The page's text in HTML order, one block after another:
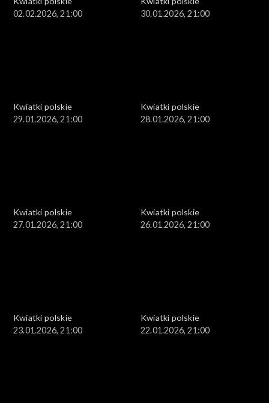
02.02.2026, 21:00
30.01.2026, 21:00
Kwiatki polskie
29.01.2026, 21:00
Kwiatki polskie
28.01.2026, 21:00
Kwiatki polskie
27.01.2026, 21:00
Kwiatki polskie
26.01.2026, 21:00
Kwiatki polskie
23.01.2026, 21:00
Kwiatki polskie
22.01.2026, 21:00